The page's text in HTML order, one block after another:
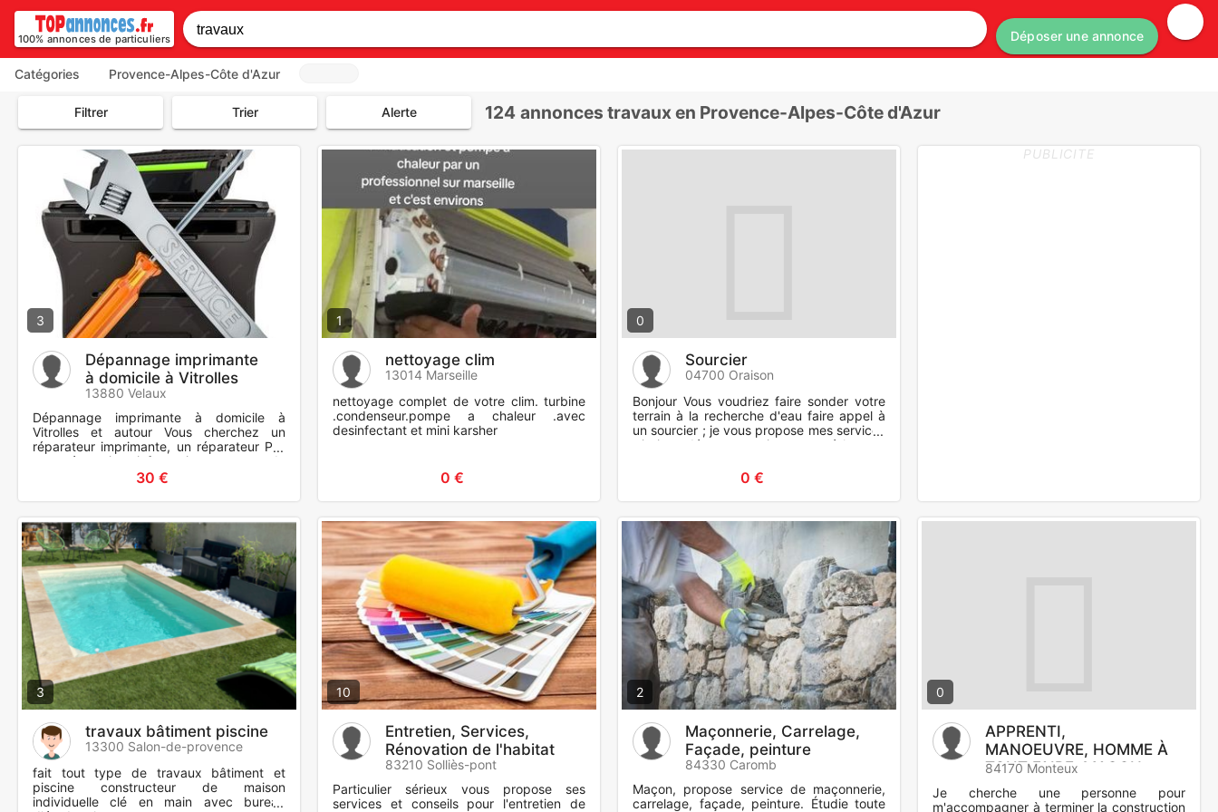
100% annonces de particuliers Déposer une annonce
Catégories Provence-Alpes-Côte d'Azur
Filtrer Trier Alerte 124 annonces travaux en Provence-Alpes-Côte d'Azur
3
Dépannage imprimante
à domicile à Vitrolles
13880 Velaux
Dépannage imprimante à domicile à
Vitrolles et autour Vous cherchez un
réparateur imprimante, un réparateur PC,
une réparation informatique autour de
vous ou une intervention ra
30 €
1
nettoyage clim
13014 Marseille
nettoyage complet de votre clim. turbine
.condenseur.pompe a chaleur .avec
desinfectant et mini karsher
0 €
0
Sourcier
04700 Oraison
Bonjour Vous voudriez faire sonder votre
terrain à la recherche d'eau faire appel à
un sourcier ; je vous propose mes services
; j ai sondé mon terrain et trouvé l eau a
0 €
PUBLICITE
3
travaux bâtiment piscine
13300 Salon-de-provence
fait tout type de travaux bâtiment et
piscine constructeur de maison
individuelle clé en main avec bureau
10
Entretien, Services,
Rénovation de l'habitat
83210 Solliès-pont
Particulier sérieux vous propose ses
services et conseils pour l'entretien de
2
Maçonnerie, Carrelage,
Façade, peinture
84330 Caromb
Maçon, propose service de maçonnerie,
carrelage, façade, peinture. Étudie toute
0
APPRENTI,
MANOEUVRE, HOMME À
TOUT FAIRE, MAÇON
84170 Monteux
Je cherche une personne pour
m'accompagner à terminer la construction